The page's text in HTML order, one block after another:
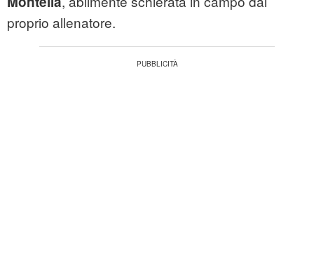
proprio allenatore.